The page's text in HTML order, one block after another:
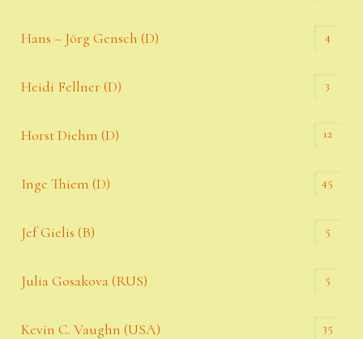
Hans – Jörg Gensch (D) 4
Heidi Fellner (D) 3
Horst Diehm (D) 12
Inge Thiem (D) 45
Jef Gielis (B) 5
Julia Gosakova (RUS) 5
Kevin C. Vaughn (USA) 35